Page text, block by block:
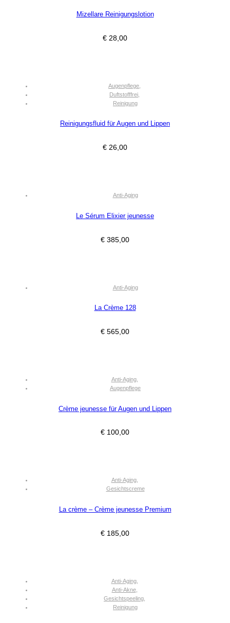
Mizellare Reinigungslotion
€ 28,00
Augenpflege
Duftstofffrei
Reinigung
Reinigungsfluid für Augen und Lippen
€ 26,00
Anti-Aging
Le Sérum Elixier jeunesse
€ 385,00
Anti-Aging
La Crème 128
€ 565,00
Anti-Aging,
Augenpflege
Crème jeunesse für Augen und Lippen
€ 100,00
Anti-Aging,
Gesichtscreme
La crème – Crème jeunesse Premium
€ 185,00
Anti-Aging,
Anti-Akne,
Gesichtspeeling
Reinigung